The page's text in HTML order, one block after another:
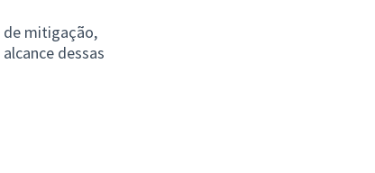
de mitigação,
dessas